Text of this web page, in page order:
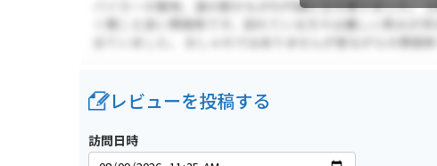
レビューを投稿する
訪問日時